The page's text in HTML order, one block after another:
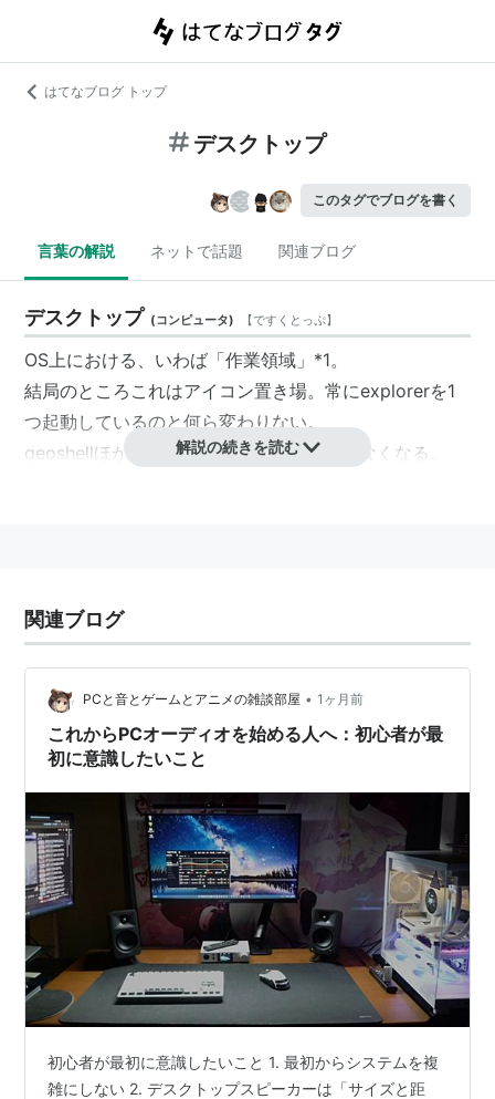
はてなブログ トップ
デスクトップ
このタグでブログを書く
言葉の解説 ネットで話題 関連ブログ
デスクトップ (コンピュータ) 【ですくとっぷ】
OS上における、いわば「作業領域」 *1。
結局のところこれはアイコン置き場。常にexplorerを1
つ起動しているのと何ら変わりない。
geoshellほか互換シェルを使うと表示されなくなる。
イコンは左上から並ぶ。Mac OSでは作業用のデータを
一時的に保存する場所として利用するユーザが多い。デ
スクトップに表示する絵をWindowsでは壁紙、Mac OS
ではデスクトップピクチャと呼ぶことからも、もともと
は Mac OSの用語である。
*1:日本語版Windowsにはこのような名前のディレクト
リがある
解説の続きを読む
関連ブログ
PCと音とゲームとアニメの雑談部屋 • 1ヶ月前
これからPCオーディオを始める人へ：初心者が最
初に意識したいこと
初心者が最初に意識したいこと 1. 最初からシステムを複
雑にしない 2. デスクトップスピーカーは「サイズと距